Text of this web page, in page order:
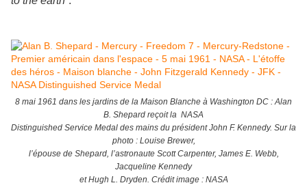
8 mai 1961 dans les jardins de la Maison Blanche à Washington DC : Alan
B. Shepard reçoit la NASA
Distinguished Service Medal des mains du président John F. Kennedy. Sur la
photo : Louise Brewer,
l’épouse de Shepard, l’astronaute Scott Carpenter, James E. Webb,
Jacqueline Kennedy
et Hugh L. Dryden. Crédit image : NASA